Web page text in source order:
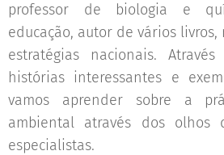
professor de biologia e
educação, autor de vários livros,
estratégias nacionais.
histórias interessantes e
vamos aprender sobre a
ambiental através dos olhos
especialistas.